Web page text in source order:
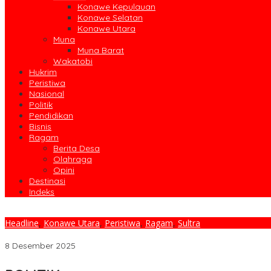
Konawe Kepulauan
Konawe Selatan
Konawe Utara
Muna
Muna Barat
Wakatobi
Hukrim
Peristiwa
Nasional
Politik
Pendidikan
Bisnis
Ragam
Berita Desa
Olahraga
Opini
Destinasi
Indeks
Headline, Konawe Utara, Peristiwa, Ragam, Sultra
8 Desember 2025